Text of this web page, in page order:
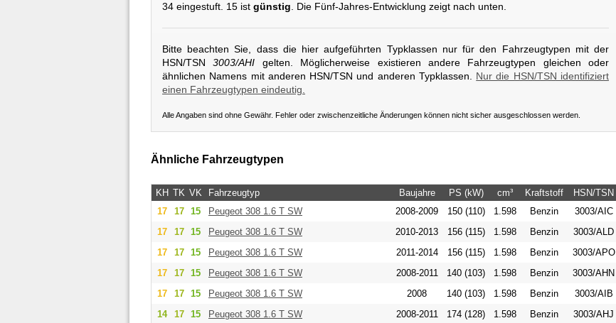
34 eingestuft. 15 ist günstig. Die Fünf-Jahres-Entwicklung zeigt nach unten.
Bitte beachten Sie, dass die hier aufgeführten Typklassen nur für den Fahrzeugtypen mit der
HSN/TSN3003/AHI gelten. Möglicherweise existieren andere Fahrzeugtypen gleichen oder
ähnlichen Namens mit anderen HSN/TSN und anderen Typklassen. Nur die HSN/TSN identifiziert
einen Fahrzeugtypen eindeutig.
Alle Angaben sind ohne Gewähr. Fehler oder zwischenzeitliche Änderungen können nicht sicher ausgeschlossen werden.
Ähnliche Fahrzeugtypen
KH TK VK Fahrzeugtyp Baujahre PS (kW) cm³ Kraftstoff
HSN/TSN
17
17 15 Peugeot 308 1.6 T SW 2008-2009 150 (110) 1.598 Benzin
3003/AIC
17
17 15 Peugeot 308 1.6 T SW 2010-2013 156 (115) 1.598 Benzin
3003/ALD
17
17 15 Peugeot 308 1.6 T SW 2011-2014 156 (115) 1.598 Benzin
3003/APO
17
17 15 Peugeot 308 1.6 T SW 2008-2011 140 (103) 1.598 Benzin
3003/AHN
17
17 15 Peugeot 308 1.6 T SW 2008 140 (103) 1.598 Benzin
3003/AIB
14
17 15 Peugeot 308 1.6 T SW 2008-2011 174 (128) 1.598 Benzin 3003/AHJ